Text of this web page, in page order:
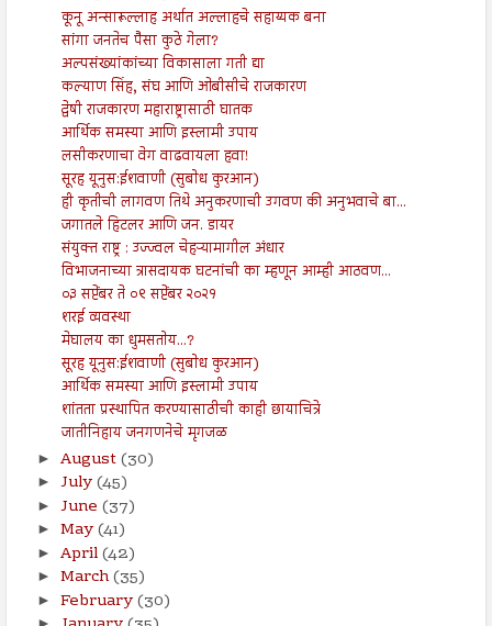
कूनू अन्सारूल्लाह अर्थात अल्लाहचे सहाय्यक बना
सांगा जनतेच पैसा कुठे गेला?
अल्पसंख्यांकांच्या विकासाला गती द्या
कल्याण सिंह, संघ आणि ओबीसीचे राजकारण
द्वेषी राजकारण महाराष्ट्रासाठी घातक
आर्थिक समस्या आणि इस्लामी उपाय
लसीकरणाचा वेग वाढवायला हवा!
सूरह यूनुस:ईशवाणी (सुबोध कुरआन)
ही कृतीची लागवण तिथे अनुकरणाची उगवण की अनुभवाचे बा...
जगातले हिटलर आणि जन. डायर
संयुक्त राष्ट्र : उज्ज्वल चेहऱ्यामागील अंधार
विभाजनाच्या त्रासदायक घटनांची का म्हणून आम्ही आठवण...
०३ सप्टेंबर ते ०९ सप्टेंबर २०२१
शरई व्यवस्था
मेघालय का धुमसतोय...?
सूरह यूनुस:ईशवाणी (सुबोध कुरआन)
आर्थिक समस्या आणि इस्लामी उपाय
शांतता प्रस्थापित करण्यासाठीची काही छायाचित्रे
जातीनिहाय जनगणनेचे मृगजळ
► August(30)
► July(45)
► June (37)
► May(41)
► April(42)
► March(35)
► February(30)